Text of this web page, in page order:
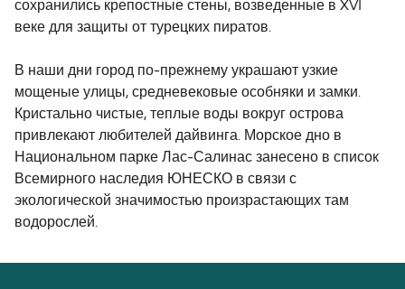
сохранились крепостные стены, возведенные в XVI
веке для защиты от турецких пиратов.
В наши дни город по-прежнему украшают узкие
мощеные улицы, средневековые особняки и замки.
Кристально чистые, теплые воды вокруг острова
привлекают любителей дайвинга. Морское дно в
Национальном парке Лас-Салинас занесено в список
Всемирного наследия ЮНЕСКО в связи с
экологической значимостью произрастающих там
водорослей.